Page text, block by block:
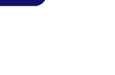
ายการใช้คุกกี้ และ นโยบายความเป็น